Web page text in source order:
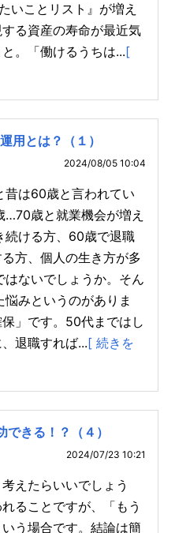
いことリスト』が増え
る資産の寿命が最近気
。「働けるうちは...[
用とは？（１）
2024/08/05 10:04
昔は60歳と言われてい
歳と就業機会が増え
続ける方、60歳で退職
方、個人の生き方が多
ないでしょうか。そん
みというのがありま
」です。50代まではし
退職すれば...[ 続きを
きる！？（４）
2024/07/23 10:21
えたらいいでしょう
ることですが、「もう
う場合です。結論は簡